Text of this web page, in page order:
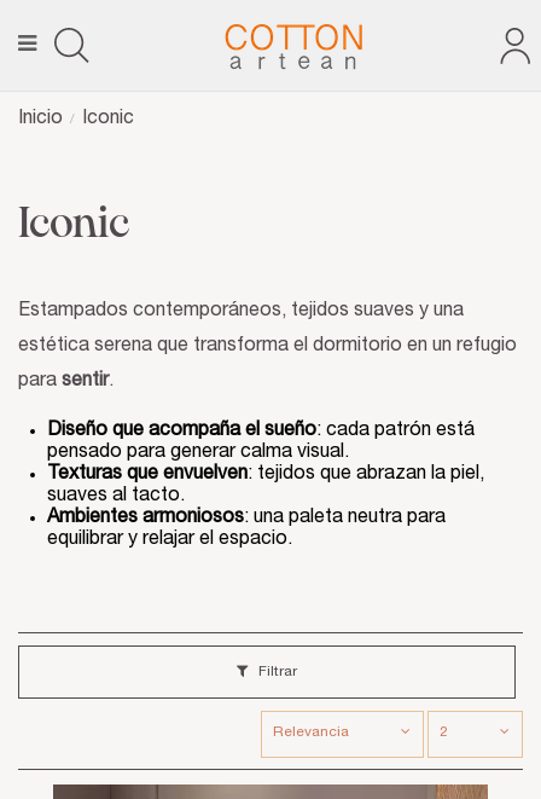
Inicio Iconic
Iconic
Estampados contemporáneos, tejidos suaves y una
estética serena que transforma el dormitorio en un refugio
para sentir.
Diseño que acompaña el sueño: cada patrón está
pensado para generar calma visual.
Texturas que envuelven: tejidos que abrazan la piel,
suaves al tacto.
Ambientes armoniosos: una paleta neutra para
equilibrar y relajar el espacio.
Filtrar
Relevancia 2